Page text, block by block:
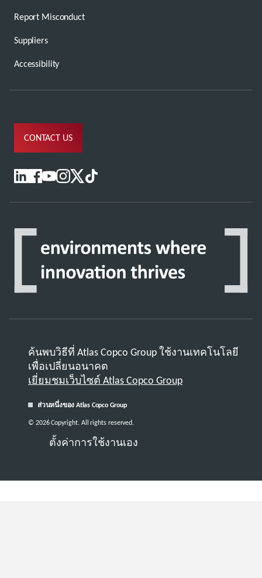
Report Misconduct
Suppliers
Accessibility
CONTACT US
ค้นพบวิธีที่ Atlas Copco Group ใช้งานเทคโนโลยี
เพื่อเปลี่ยนอนาคต
เยี่ยมชมเว็บไซต์ Atlas Copco Group
ส่วนหนึ่งของ Atlas Copco Group
ตั้งค่าการใช้งานเอง
© 2026 Copyright. All rights reserved.